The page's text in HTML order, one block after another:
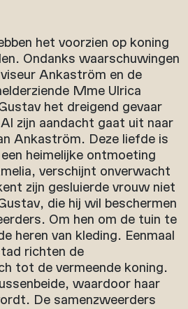
het voorzien op koning
Ondanks waarschuwingen
Ankaström en de
Mme Ulrica
het dreigend gevaar
zijn aandacht gaat uit naar
Ankaström. Deze liefde is
heimelijke ontmoeting
verschijnt onverwacht
zijn gesluierde vrouw niet
die hij wil beschermen
Om hen om de tuin te
heren van kleding. Eenmaal
richten de
tot de vermeende koning.
waardoor haar
De samenzweerders